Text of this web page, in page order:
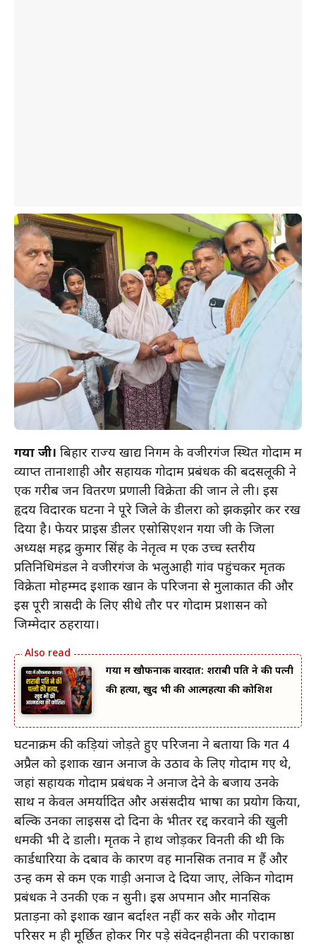
गया जी। बिहार राज्य खाद्य निगम के वजीरगंज स्थित गोदाम में
व्याप्त तानाशाही और सहायक गोदाम प्रबंधक की बदसलूकी ने
एक गरीब जन वितरण प्रणाली विक्रेता की जान ले ली। इस
हृदय विदारक घटना ने पूरे जिले के डीलरों को झकझोर कर रख
दिया है। फेयर प्राइस डीलर एसोसिएशन गया जी के जिला
अध्यक्ष महेंद्र कुमार सिंह के नेतृत्व में एक उच्च स्तरीय
प्रतिनिधिमंडल ने वजीरगंज के भलुआही गांव पहुंचकर मृतक
विक्रेता मोहम्मद इशाक खान के परिजनों से मुलाकात की और
इस पूरी त्रासदी के लिए सीधे तौर पर गोदाम प्रशासन को
जिम्मेदार ठहराया।
गया में खौफनाक वारदात: शराबी पति ने की पत्नी
की हत्या, खुद भी की आत्महत्या की कोशिश
घटनाक्रम की कड़ियां जोड़ते हुए परिजनों ने बताया कि गत 4
अप्रैल को इशाक खान अनाज के उठाव के लिए गोदाम गए थे,
जहां सहायक गोदाम प्रबंधक ने अनाज देने के बजाय उनके
साथ न केवल अमर्यादित और असंसदीय भाषा का प्रयोग किया,
बल्कि उनका लाइसेंस दो दिनों के भीतर रद्द करवाने की खुली
धमकी भी दे डाली। मृतक ने हाथ जोड़कर विनती की थी कि
कार्डधारियों के दबाव के कारण वह मानसिक तनाव में हैं और
उन्हें कम से कम एक गाड़ी अनाज दे दिया जाए, लेकिन गोदाम
प्रबंधक ने उनकी एक न सुनी। इस अपमान और मानसिक
प्रताड़ना को इशाक खान बर्दाश्त नहीं कर सके और गोदाम
परिसर में ही मूर्छित होकर गिर पड़े संवेदनहीनता की पराकाष्ठा